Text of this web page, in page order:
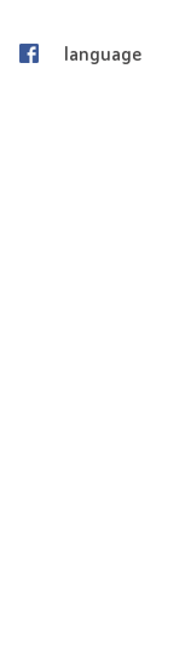
language